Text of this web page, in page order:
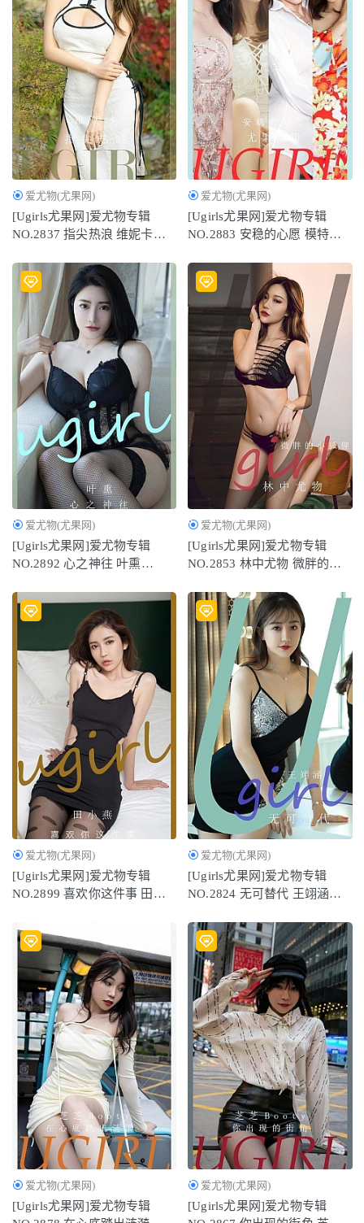
爱尤物(尤果网)
[Ugirls尤果网]爱尤物专辑
NO.2837 指尖热浪 维妮卡
爱尤物(尤果网)
[Ugirls尤果网]爱尤物专辑
NO.2883 安稳的心愿 模特合
爱尤物(尤果网)
[Ugirls尤果网]爱尤物专辑
NO.2892 心之神往 叶熏
爱尤物(尤果网)
[Ugirls尤果网]爱尤物专辑
NO.2853 林中尤物 微胖的小
爱尤物(尤果网)
[Ugirls尤果网]爱尤物专辑
NO.2899 喜欢你这件事 田小
爱尤物(尤果网)
[Ugirls尤果网]爱尤物专辑
NO.2824 无可替代 王翊涵
爱尤物(尤果网)
[Ugirls尤果网]爱尤物专辑
爱尤物(尤果网)
[Ugirls尤果网]爱尤物专辑